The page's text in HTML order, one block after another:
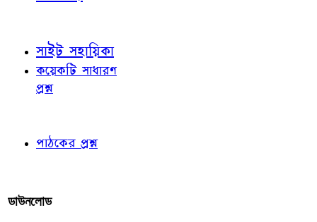
সাইট সহায়িকা
কয়েকটি সাধারণ
প্রশ্ন
পাঠকের প্রশ্ন
ডাউনলোড